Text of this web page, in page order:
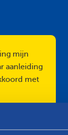
mijn
aanleiding
met